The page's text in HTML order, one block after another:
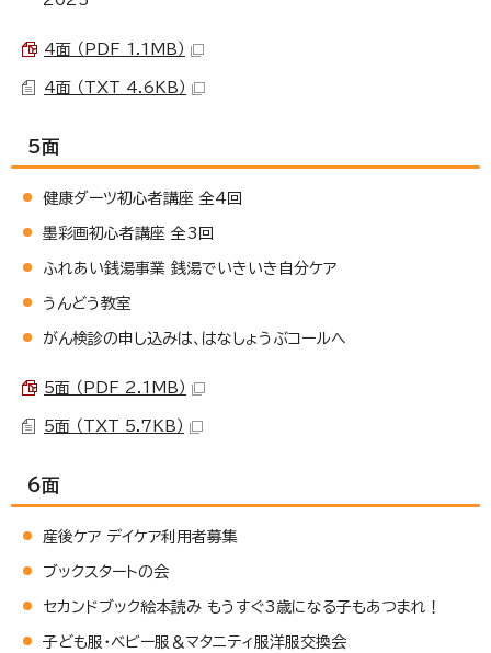
4面 （PDF 1.1MB）
4面 （TXT 4.6KB）
5面
健康ダーツ初心者講座 全4回
墨彩画初心者講座 全3回
ふれあい銭湯事業 銭湯でいきいき自分ケア
うんどう教室
がん検診の申し込みは、はなしょうぶコールへ
5面 （PDF 2.1MB）
5面 （TXT 5.7KB）
6面
産後ケア デイケア利用者募集
ブックスタートの会
セカンドブック絵本読み もうすぐ3歳になる子もあつまれ！
子ども服・ベビー服＆マタニティ服洋服交換会